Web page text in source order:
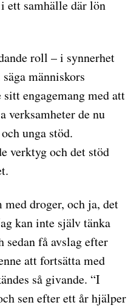
ett samhälle där lön
roll – i synnerhet
människors
engagemang med att
verksamheter de nu
unga stöd.
verktyg och det stöd
droger, och ja, det
kan inte själv tänka
få avslag efter
att fortsätta med
så givande. “I
sen efter ett år hjälper